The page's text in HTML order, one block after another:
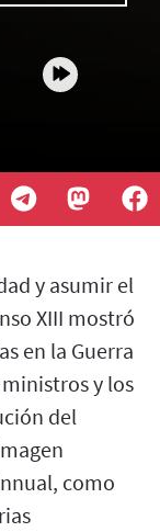
y asumir el
XIII mostró
en la Guerra
y los
del
como